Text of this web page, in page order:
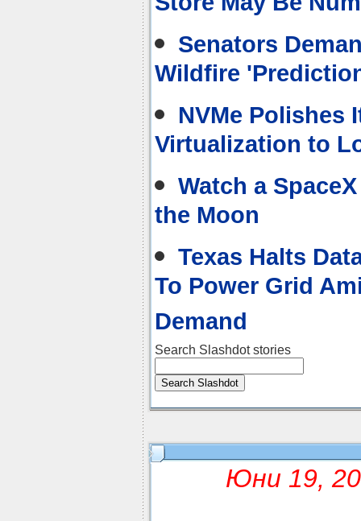
Senators
Wildfire
NVMe Polishes
Virtualization to
Watch a
the Moon
Texas Halts
To Power Grid
Demand
Search Slashdot stories
Юни 19,